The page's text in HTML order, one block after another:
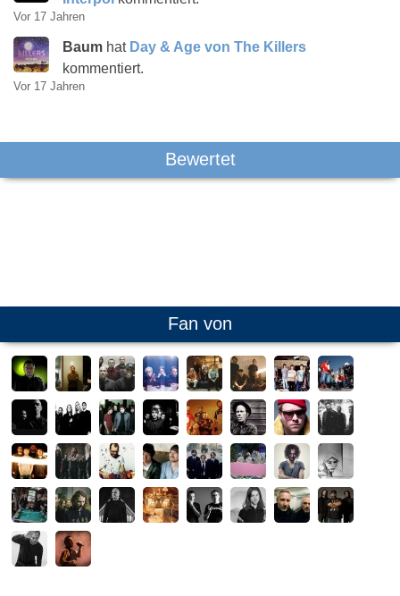
Vor 17 Jahren
Baum hat Day & Age von The Killers
kommentiert.
Vor 17 Jahren
Bewertet
Fan von